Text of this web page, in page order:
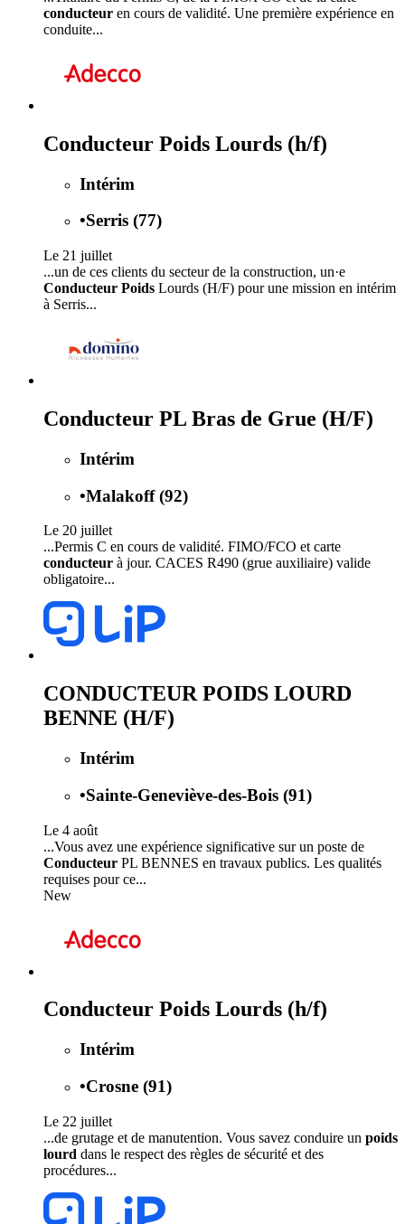
conducteur en cours de validité. Une première expérience en
conduite...
Conducteur Poids Lourds (h/f)
Intérim
•Serris (77)
Le 21 juillet
...un de ces clients du secteur de la construction, un·e
Conducteur Poids Lourds (H/F) pour une mission en intérim
à Serris...
Conducteur PL Bras de Grue (H/F)
Intérim
•Malakoff (92)
Le 20 juillet
...Permis C en cours de validité. FIMO/FCO et carte
conducteur à jour. CACES R490 (grue auxiliaire) valide
obligatoire...
CONDUCTEUR POIDS LOURD
BENNE (H/F)
Intérim
•Sainte-Geneviève-des-Bois (91)
Le 4 août
...Vous avez une expérience significative sur un poste de
Conducteur PL BENNES en travaux publics. Les qualités
requises pour ce...
New
Conducteur Poids Lourds (h/f)
Intérim
•Crosne (91)
Le 22 juillet
...de grutage et de manutention. Vous savez conduire un poids
lourd dans le respect des règles de sécurité et des
procédures...